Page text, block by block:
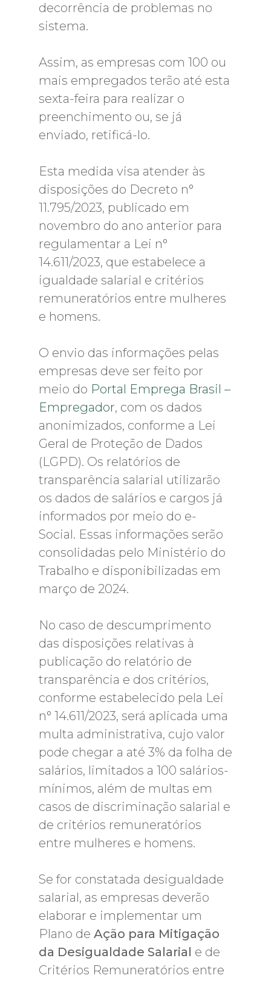
decorrência de problemas no
sistema.
Assim, as empresas com 100 ou
mais empregados terão até esta
sexta-feira para realizar o
preenchimento ou, se já
enviado, retificá-lo.
Esta medida visa atender às
disposições do Decreto n°
11.795/2023, publicado em
novembro do ano anterior para
regulamentar a Lei n°
14.611/2023, que estabelece a
igualdade salarial e critérios
remuneratórios entre mulheres
e homens.
O envio das informações pelas
empresas deve ser feito por
meio do Portal Emprega Brasil –
Empregador, com os dados
anonimizados, conforme a Lei
Geral de Proteção de Dados
(LGPD). Os relatórios de
transparência salarial utilizarão
os dados de salários e cargos já
informados por meio do e-
Social. Essas informações serão
consolidadas pelo Ministério do
Trabalho e disponibilizadas em
março de 2024.
No caso de descumprimento
das disposições relativas à
publicação do relatório de
transparência e dos critérios,
conforme estabelecido pela Lei
n° 14.611/2023, será aplicada uma
multa administrativa, cujo valor
pode chegar a até 3% da folha de
salários, limitados a 100 salários-
mínimos, além de multas em
casos de discriminação salarial e
de critérios remuneratórios
entre mulheres e homens.
Se for constatada desigualdade
salarial, as empresas deverão
elaborar e implementar um
Plano de Ação para Mitigação
da Desigualdade Salarial e de
Critérios Remuneratórios entre